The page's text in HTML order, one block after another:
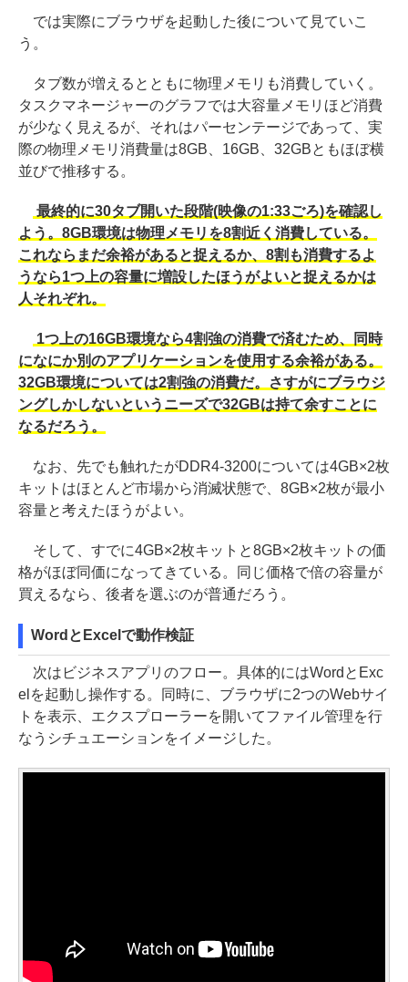
では実際にブラウザを起動した後について見ていこ
う。
タブ数が増えるとともに物理メモリも消費していく。
タスクマネージャーのグラフでは大容量メモリほど消費
が少なく見えるが、それはパーセンテージであって、実
際の物理メモリ消費量は8GB、16GB、32GBともほぼ横
並びで推移する。
最終的に30タブ開いた段階(映像の1:33ごろ)を確認し
よう。8GB環境は物理メモリを8割近く消費している。
これならまだ余裕があると捉えるか、8割も消費するよ
うなら1つ上の容量に増設したほうがよいと捉えるかは
人それぞれ。
1つ上の16GB環境なら4割強の消費で済むため、同時
になにか別のアプリケーションを使用する余裕がある。
32GB環境については2割強の消費だ。さすがにブラウジ
ングしかしないというニーズで32GBは持て余すことに
なるだろう。
なお、先でも触れたがDDR4-3200については4GB×2枚
キットはほとんど市場から消滅状態で、8GB×2枚が最小
容量と考えたほうがよい。
そして、すでに4GB×2枚キットと8GB×2枚キットの価
格がほぼ同価になってきている。同じ価格で倍の容量が
買えるなら、後者を選ぶのが普通だろう。
WordとExcelで動作検証
次はビジネスアプリのフロー。具体的にはWordとExc
elを起動し操作する。同時に、ブラウザに2つのWebサイ
トを表示、エクスプローラーを開いてファイル管理を行
なうシチュエーションをイメージした。